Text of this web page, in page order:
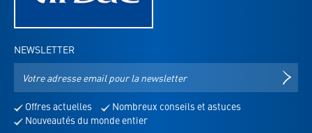
NEWSLETTER
pour
la
Offres actuelles
Nombreux conseils et astuces
Nouveautés du monde entier